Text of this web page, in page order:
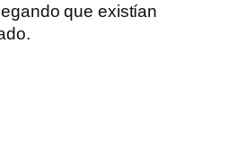
que existían